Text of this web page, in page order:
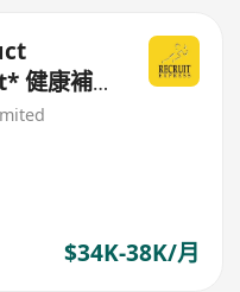
健康補
$34K-38K/月